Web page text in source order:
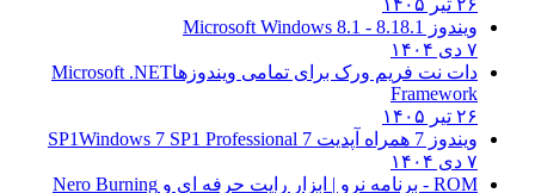
۲۶ تیر ۱۴۰۵
ویندوز 8.1
8.1 - Microsoft Windows 8.1
۷ دی ۱۴۰۴
دات نت فریم ورک برای تمامی ویندوزهاMicrosoft .NET
Framework
۲۶ تیر ۱۴۰۵
ویندوز 7 همراه آپدیت 7 SP1
Windows 7 SP1 Professional
۷ دی ۱۴۰۴
ROM - برنامه نرو | ابزار رایت حرفه ای و
Nero Burning